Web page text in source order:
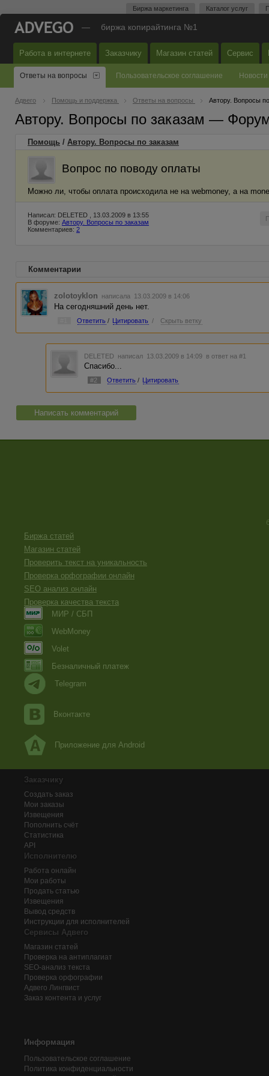
Биржа маркетинга Каталог услуг
— биржа копирайтинга №1
Работа в интернете Заказчику Магазин статей Сервис
Ответы на вопросы Пользовательское соглашение Новости
Адвего Помощь и поддержка Ответы на вопросы Автору. Вопросы
Автору. Вопросы по заказам —
Помощь / Автору. Вопросы по заказам
Вопрос по поводу оплаты
Можно ли, чтобы оплата происходила не на webmoney, а на
Написал: DELETED , 13.03.2009 в 13:55
В форуме: Автору. Вопросы по заказам
Комментариев: 2
Комментарии
zolotoyklon написала 13.03.2009 в 14:06
На сегодняшний день нет.
Ответить / Цитировать / Скрыть ветку
DELETED написал 13.03.2009 в 14:09 в ответ на #1
Спасибо...
#2 Ответить / Цитировать
Написать комментарий
Биржа статей
Магазин статей
Проверить текст на уникальность
Проверка орфографии онлайн
SEO анализ онлайн
Проверка качества текста
МИР / СБП
WebMoney
Volet
Безналичный платеж
Telegram
Вконтакте
Приложение для Android
Заказчику
Создать заказ
Мои заказы
Извещения
Пополнить счёт
Статистика
API
Исполнителю
Работа онлайн
Мои работы
Продать статью
Извещения
Вывод средств
Инструкции для исполнителей
Сервисы Адвего
Магазин статей
Проверка на антиплагиат
SEO-анализ текста
Проверка орфографии
Адвего Лингвист
Заказ контента и услуг
Информация
Пользовательское соглашение
Политика конфиденциальности